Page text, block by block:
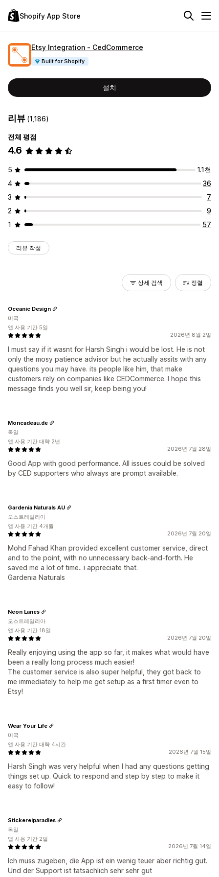
Shopify App Store
Etsy Integration ‑ CedCommerce
Built for Shopify
설치
리뷰 (1,186)
전체 평점
4.6
5
1.1천
4
36
3
7
2
9
1
57
리뷰 작성
상세 검색 정렬
2026년 8월 2일
I must say if it wasnt for Harsh Singh i would be lost. He is not
only the mosy patience advisor but he actually assits with any
questions you may have. its people like him, that make
customers rely on companies like CEDCommerce. I hope this
message finds you well sir, keep being you!
Oceanic Design
미국
앱 사용 기간 5일
2026년 7월 28일
Good App with good performance. All issues could be solved
by CED supporters who always are prompt available.
Moncadeau.de
독일
앱 사용 기간 대략 2년
2026년 7월 20일
Mohd Fahad Khan provided excellent customer service, direct
and to the point, with no unnecessary back-and-forth. He
saved me a lot of time.. i appreciate that.
Gardenia Naturals
Gardenia Naturals AU
오스트레일리아
앱 사용 기간 4개월
2026년 7월 20일
Really enjoying using the app so far, it makes what would have
been a really long process much easier!
The customer service is also super helpful, they got back to
me immediately to help me get setup as a first timer even to
Etsy!
Neon Lanes
오스트레일리아
앱 사용 기간 18일
2026년 7월 15일
Harsh Singh was very helpful when I had any questions getting
things set up. Quick to respond and step by step to make it
easy to follow!
Wear Your Life
미국
앱 사용 기간 대략 4시간
2026년 7월 14일
Ich muss zugeben, die App ist ein wenig teuer aber richtig gut.
Und der Support ist tatsächlich sehr sehr gut
Stickereiparadies
독일
앱 사용 기간 2일